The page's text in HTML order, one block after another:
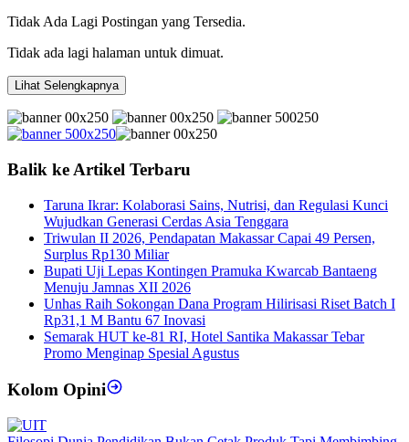
Tidak Ada Lagi Postingan yang Tersedia.
Tidak ada lagi halaman untuk dimuat.
Lihat Selengkapnya
Balik ke Artikel Terbaru
Taruna Ikrar: Kolaborasi Sains, Nutrisi, dan Regulasi Kunci
Wujudkan Generasi Cerdas Asia Tenggara
Triwulan II 2026, Pendapatan Makassar Capai 49 Persen,
Surplus Rp130 Miliar
Bupati Uji Lepas Kontingen Pramuka Kwarcab Bantaeng
Menuju Jamnas XII 2026
Unhas Raih Sokongan Dana Program Hilirisasi Riset Batch I
Rp31,1 M Bantu 67 Inovasi
Semarak HUT ke-81 RI, Hotel Santika Makassar Tebar
Promo Menginap Spesial Agustus
Kolom Opini